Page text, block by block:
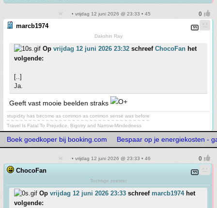
• vrijdag 12 juni 2026 @ 23:33 • 45
marcb1974
Dakshin Ray
Op vrijdag 12 juni 2026 23:32 schreef ChocoFan het
volgende:
[..]
Ja.
Geeft vast mooie beelden straks
stupidity has become as common as common sense was before
~ ~ ~ ~ ~ ~ ~ ~ ~ ~ ~ ~ ~ ~ ~ ~ ~ ~ ~ ~ ~ ~ ~ ~ ~ ~ ~ ~ ~ ~ ~ ~ ~
Travel Is Fatal To Prejudice, Bigotry and Narrow-Mindedness
Boek goedkoper bij booking.com Bespaar op je energiekosten -
• vrijdag 12 juni 2026 @ 23:33 • 46
ChocoFan
Tochtige zeester
Op vrijdag 12 juni 2026 23:33 schreef marcb1974het
volgende: